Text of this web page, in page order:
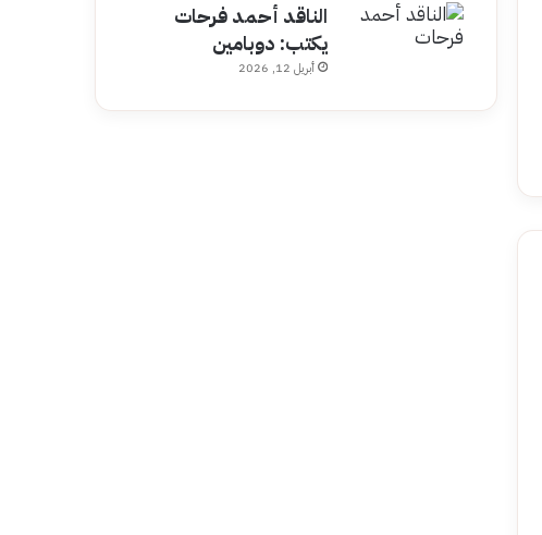
الناقد أحمد فرحات
يكتب: دوبامين
أبريل 12, 2026